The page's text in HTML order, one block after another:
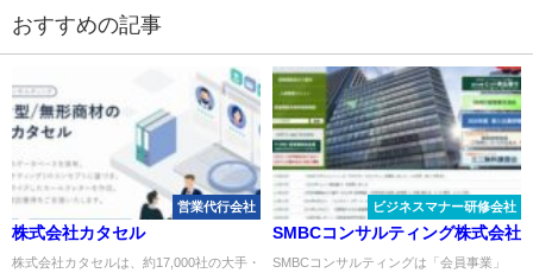
おすすめの記事
営業代行会社
株式会社カタセル
株式会社カタセルは、約17,000社の大手・
ビジネスマナー研修会社
SMBCコンサルティング株式会社
SMBCコンサルティングは「会員事業」